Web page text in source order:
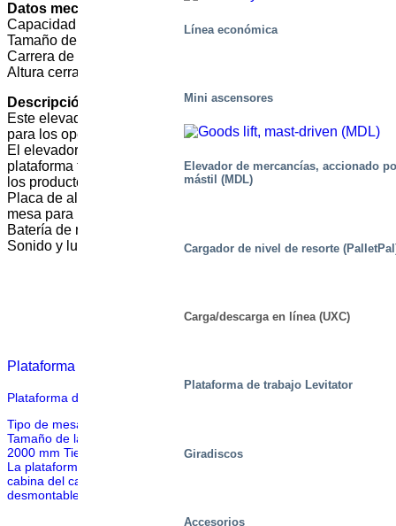
Línea económica
Mini ascensores
Elevador de mercancías, accionado
mástil (MDL)
Cargador de nivel de resorte
Carga/descarga en línea (UXC)
Plataforma de trabajo Levitator
Giradiscos
Accesorios
Datos mecánicos
Capacidad 1000kg
Tamaño de la plataforma 4530×2580 mm
Carrera de elevación 2000mm
Altura cerrada 400 mm
Descripción del uso
Este elevador de tijera se utiliza como plataforma de trabajo
para los operarios que construyen hornos isostáticos.
El elevador está equipado con barandillas y puertas y la
plataforma tiene una forma que permite el máximo acceso a
los productos.
Placa de aluminio en la plataforma y fuelle alrededor de la
mesa para protección.
Batería de reserva para bajada de emergencia.
Sonido y luz al accionar la mesa.
Plataforma de trabajo para montaje Hornos isostáticos
Plataforma de trabajo para Scania Suecia
Tipo de mesa: M3 005200-D2 Datos mecánicos Capacidad 500 kg
Tamaño de la plataforma 4180×3550 mm Carrera de elevación
2000 mm Tiempo de elevación 46 s Altura cerrada 350 mm Otros
La plataforma de trabajo permite a los operarios acceder a toda la
cabina del camión. Está asegurada con barandillas y puertas
desmontables. Las fotocélulas […]